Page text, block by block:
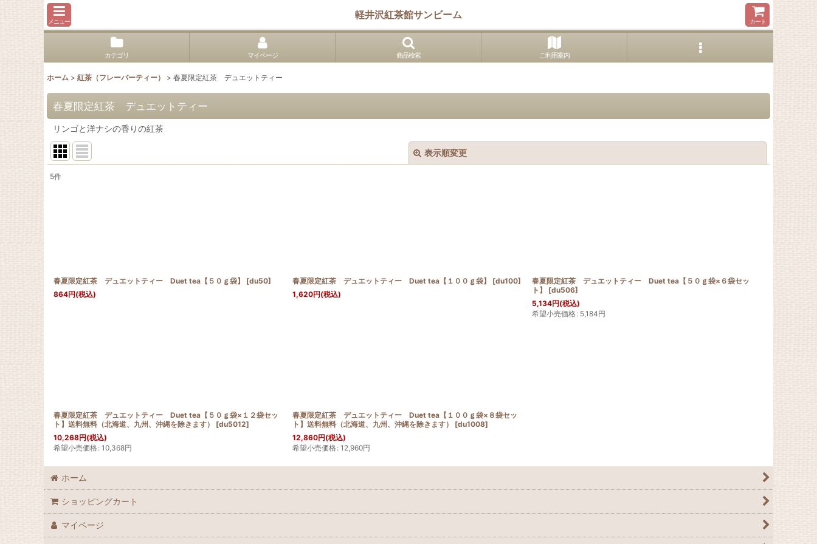
メニュー
軽井沢紅茶館サンビーム
カート
カテゴリ マイページ 商品検索 ご利用案内
ホーム > 紅茶（フレーバーティー） > 春夏限定紅茶 デュエットティー
春夏限定紅茶 デュエットティー
リンゴと洋ナシの香りの紅茶
表示順変更
5件
春夏限定紅茶 デュエットティー Duet tea【５０ｇ袋】 [du50]
864円(税込)
春夏限定紅茶 デュエットティー Duet tea【１００ｇ袋】 [du100]
1,620円(税込)
春夏限定紅茶 デュエットティー Duet tea【５０ｇ袋×６袋セッ
ト】
[du506]
5,134円(税込)
希望小売価格: 5,184円
春夏限定紅茶 デュエットティー Duet tea【５０ｇ袋×１２袋セッ
ト】送料無料（北海道、九州、沖縄を除きます）
[du5012]
10,268円(税込)
希望小売価格: 10,368円
春夏限定紅茶 デュエットティー Duet tea【１００ｇ袋×８袋セッ
ト】送料無料（北海道、九州、沖縄を除きます）
[du1008]
12,860円(税込)
希望小売価格: 12,960円
ホーム
ショッピングカート
マイページ